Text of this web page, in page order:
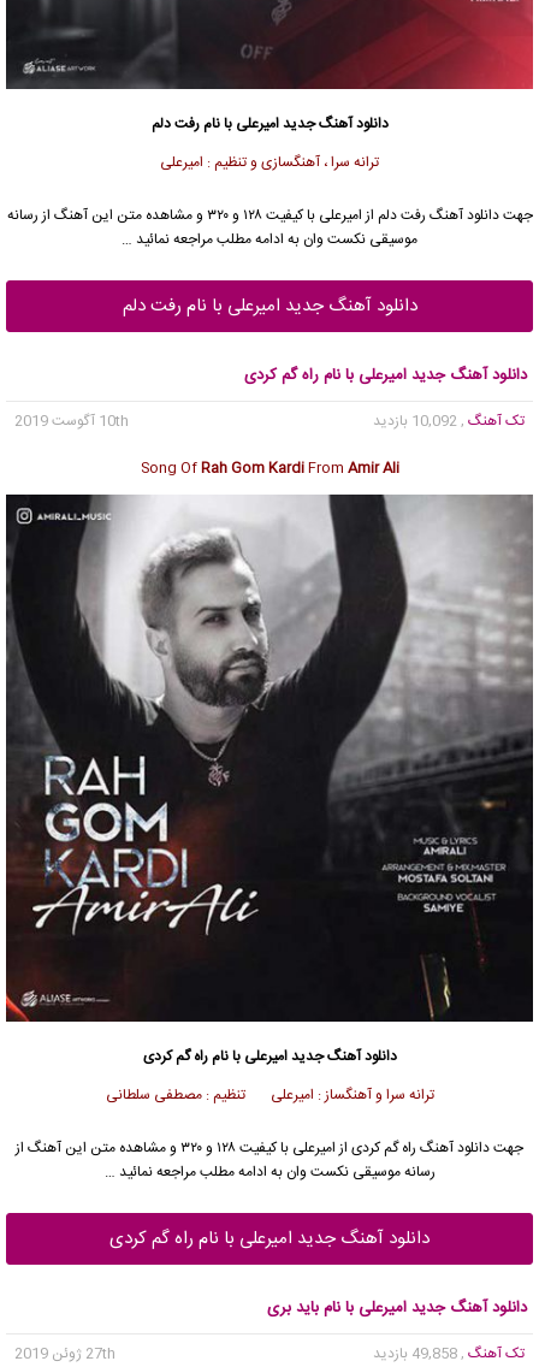
دانلود آهنگ جدیدامیرعلی با نام رفت دلم
ترانه سرا ، آهنگسازی و تنظیم : امیرعلی
جهت دانلود آهنگ رفت دلم از امیرعلی با کیفیت ۱۲۸ و ۳۲۰ و مشاهده متن این آهنگ از رسانه
موسیقی نکست وان به ادامه مطلب مراجعه نمائید …
دانلود آهنگ جدید امیرعلی با نام رفت دلم
دانلود آهنگ جدید امیرعلی با نام راه گم کردی
تک آهنگ , 10,092 بازدید
10th آگوست 2019
Song OfRah Gom KardiFrom Amir Ali
دانلود آهنگ جدیدامیرعلی با نام راه گم کردی
ترانه سرا و آهنگساز : امیرعلی تنظیم : مصطفی سلطانی
جهت دانلود آهنگ راه گم کردی از امیرعلی
با کیفیت ۱۲۸ و ۳۲۰ و مشاهده متن این آهنگ از
رسانه موسیقی نکست وان به ادامه مطلب مراجعه نمائید …
دانلود آهنگ جدید امیرعلی با نام راه گم کردی
دانلود آهنگ جدید امیرعلی با نام باید بری
تک آهنگ , 49,858 بازدید
27th ژوئن 2019